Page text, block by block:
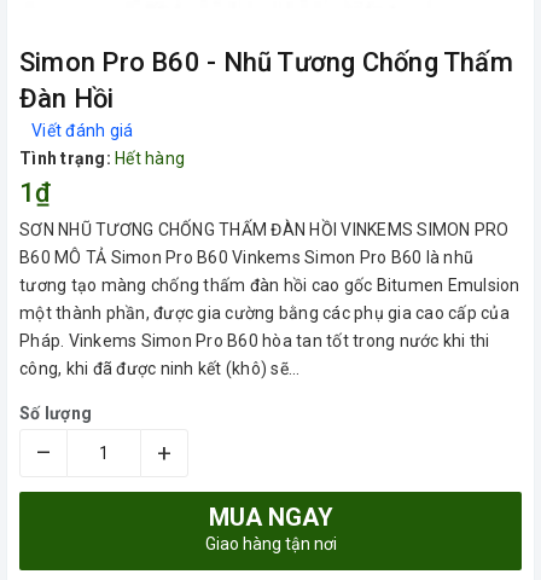
Simon Pro B60 - Nhũ Tương Chống Thấm
Đàn Hồi
Viết đánh giá
Tình trạng: Hết hàng
1₫
SƠN NHŨ TƯƠNG CHỐNG THẤM ĐÀN HỒI VINKEMS SIMON PRO
B60 MÔ TẢ Simon Pro B60 Vinkems Simon Pro B60 là nhũ
tương tạo màng chống thấm đàn hồi cao gốc Bitumen Emulsion
một thành phần, được gia cường bằng các phụ gia cao cấp của
Pháp. Vinkems Simon Pro B60 hòa tan tốt trong nước khi thi
công, khi đã được ninh kết (khô) sẽ...
Số lượng
– +
MUA NGAY
Giao hàng tận nơi